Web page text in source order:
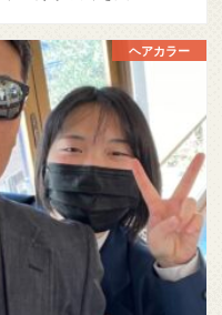
ヘアカラー